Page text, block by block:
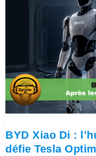
BYD Xiao Di :
défie Tesla